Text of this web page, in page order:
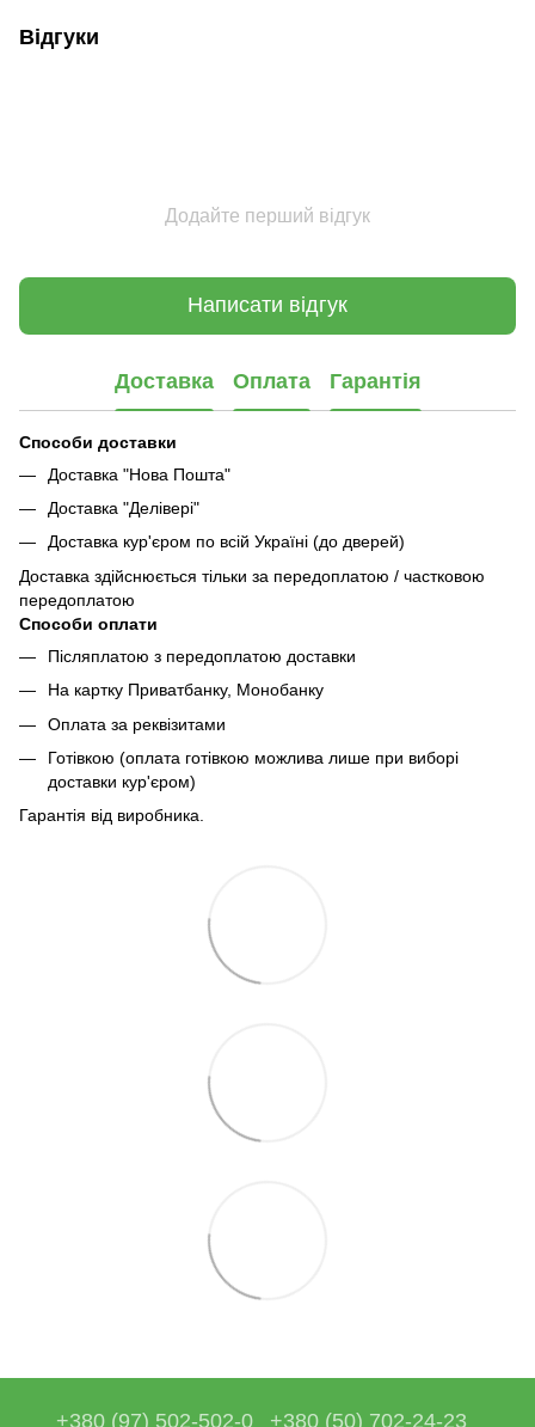
Відгуки
Додайте перший відгук
Написати відгук
Доставка Оплата Гарантія
Способи доставки
Доставка "Нова Пошта"
Доставка "Делівері"
Доставка кур'єром по всій Україні (до дверей)
Доставка здійснюється тільки за передоплатою / частковою
передоплатою
Способи оплати
Післяплатою з передоплатою доставки
На картку Приватбанку, Монобанку
Оплата за реквізитами
Готівкою (оплата готівкою можлива лише при виборі
доставки кур'єром)
Гарантія від виробника.
+380 (97) 502-502-0 +380 (50) 702-24-23